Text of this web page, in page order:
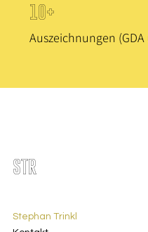
10+
Auszeichnungen
STR
Stephan Trinkl